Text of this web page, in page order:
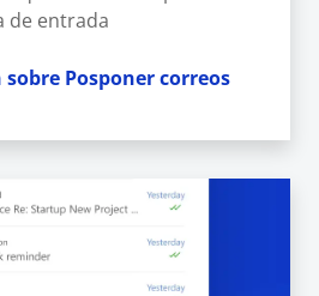
de entrada
Posponer correos